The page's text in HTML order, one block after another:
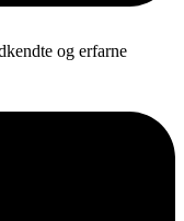
og erfarne